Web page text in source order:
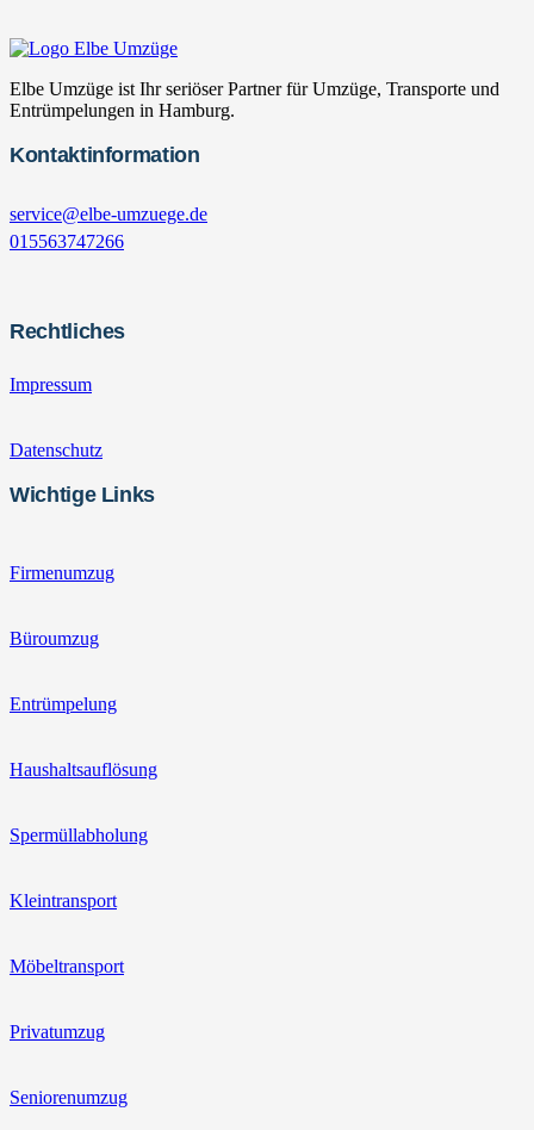
Elbe Umzüge ist Ihr seriöser Partner für Umzüge, Transporte und
Entrümpelungen in Hamburg.
Kontaktinformation
service@elbe-umzuege.de
015563747266
Rechtliches
Impressum
Datenschutz
Wichtige Links
Firmenumzug
Büroumzug
Entrümpelung
Haushaltsauflösung
Spermüllabholung
Kleintransport
Möbeltransport
Privatumzug
Seniorenumzug